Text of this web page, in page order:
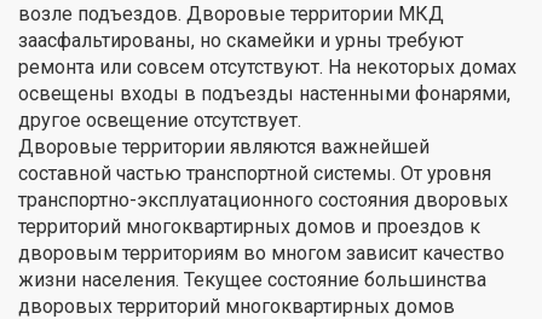
возле подъездов. Дворовые территории МКД
заасфальтированы, но скамейки и урны требуют
ремонта или совсем отсутствуют. На некоторых домах
освещены входы в подъезды настенными фонарями,
другое освещение отсутствует.
Дворовые территории являются важнейшей
составной частью транспортной системы. От уровня
транспортно-эксплуатационного состояния дворовых
территорий многоквартирных домов и проездов к
дворовым территориям во многом зависит качество
жизни населения. Текущее состояние большинства
дворовых территорий многоквартирных домов